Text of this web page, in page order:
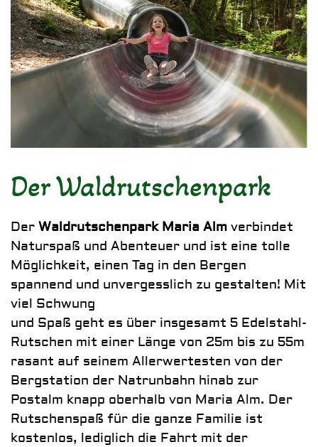
Der Waldrutschenpark
Der Waldrutschenpark Maria Alm verbindet
Naturspaß und Abenteuer und ist eine tolle
Möglichkeit, einen Tag in den Bergen
spannend und unvergesslich zu gestalten! Mit
viel Schwung
und Spaß geht es über insgesamt 5 Edelstahl-
Rutschen mit einer Länge von 25m bis zu 55m
rasant auf seinem Allerwertesten von der
Bergstation der Natrunbahn hinab zur
Postalm knapp oberhalb von Maria Alm. Der
Rutschenspaß für die ganze Familie ist
kostenlos, lediglich die Fahrt mit der